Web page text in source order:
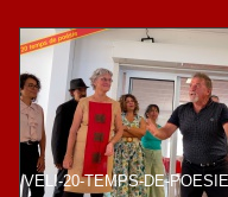
VELI-20-TEMPS-DE-